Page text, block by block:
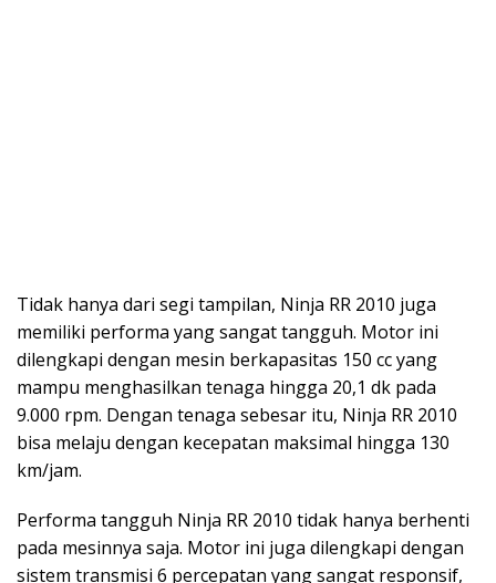
Tidak hanya dari segi tampilan, Ninja RR 2010 juga
memiliki performa yang sangat tangguh. Motor ini
dilengkapi dengan mesin berkapasitas 150 cc yang
mampu menghasilkan tenaga hingga 20,1 dk pada
9.000 rpm. Dengan tenaga sebesar itu, Ninja RR 2010
bisa melaju dengan kecepatan maksimal hingga 130
km/jam.
Performa tangguh Ninja RR 2010 tidak hanya berhenti
pada mesinnya saja. Motor ini juga dilengkapi dengan
sistem transmisi 6 percepatan yang sangat responsif,